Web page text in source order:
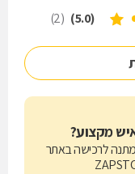
(5.0)
(2)
מקצוע?
לרכישה באתר